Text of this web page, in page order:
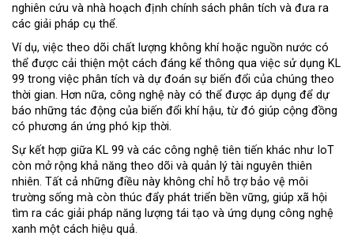
nghiên cứu và nhà hoạch định chính sách phân tích và đưa ra
các giải pháp cụ thể.
Ví dụ, việc theo dõi chất lượng không khí hoặc nguồn nước có
thể được cải thiện một cách đáng kể thông qua việc sử dụng KL
99 trong việc phân tích và dự đoán sự biến đổi của chúng theo
thời gian. Hơn nữa, công nghệ này có thể được áp dụng để dự
báo những tác động của biến đổi khí hậu, từ đó giúp cộng đồng
có phương án ứng phó kịp thời.
Sự kết hợp giữa KL 99 và các công nghệ tiên tiến khác như IoT
còn mở rộng khả năng theo dõi và quản lý tài nguyên thiên
nhiên. Tất cả những điều này không chỉ hỗ trợ bảo vệ môi
trường sống mà còn thúc đẩy phát triển bền vững, giúp xã hội
tìm ra các giải pháp năng lượng tái tạo và ứng dụng công nghệ
xanh một cách hiệu quả.